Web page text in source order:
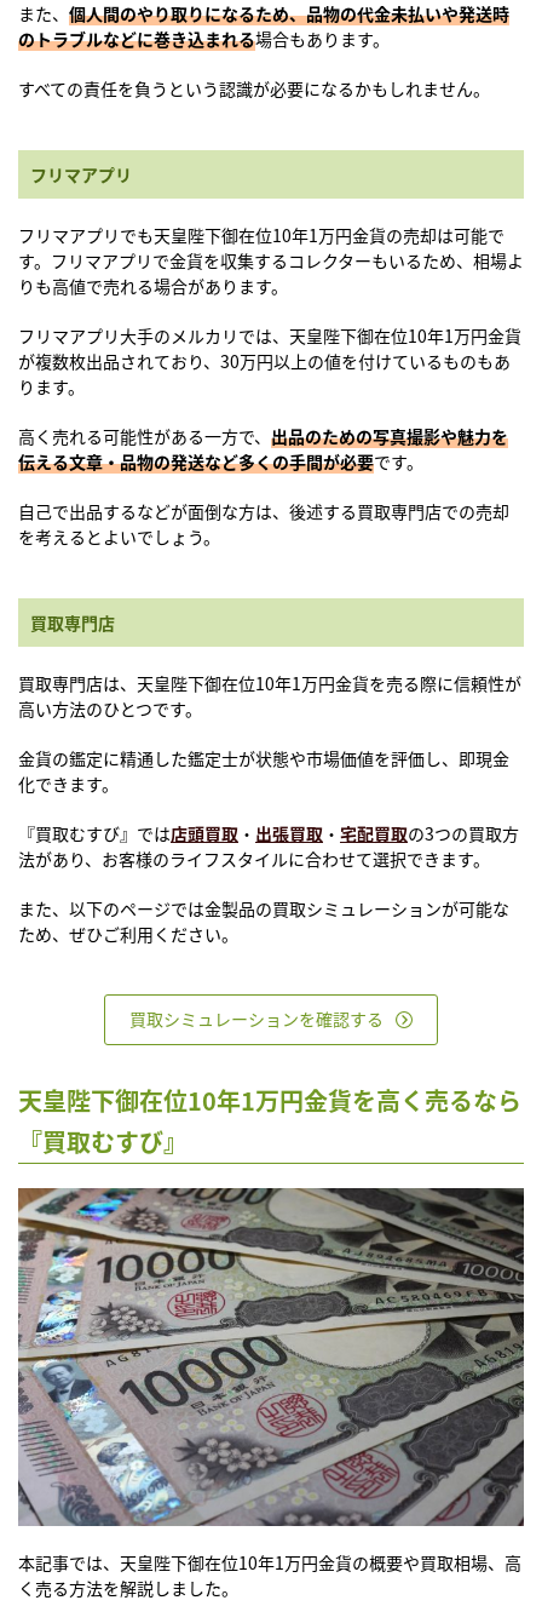
また、 個人間のやり取りになるため、品物の代金未払いや発送時
のトラブルなどに巻き込まれる場合もあります。
すべての責任を負うという認識が必要になるかもしれません。
フリマアプリ
フリマアプリでも天皇陛下御在位10年1万円金貨の売却は可能で
す。フリマアプリで金貨を収集するコレクターもいるため、相場よ
りも高値で売れる場合があります。
フリマアプリ大手のメルカリでは、天皇陛下御在位10年1万円金貨
が複数枚出品されており、30万円以上の値を付けているものもあ
ります。
高く売れる可能性がある一方で、 出品のための写真撮影や魅力を
伝える文章・品物の発送など多くの手間が必要です。
自己で出品するなどが面倒な方は、後述する買取専門店での売却
を考えるとよいでしょう。
買取専門店
買取専門店は、天皇陛下御在位10年1万円金貨を売る際に信頼性が
高い方法のひとつです。
金貨の鑑定に精通した鑑定士が状態や市場価値を評価し、即現金
化できます。
『買取むすび』では店頭買取 ・ 出張買取 ・ 宅配買取の3つの買取方
法があり、お客様のライフスタイルに合わせて選択できます。
また、以下のページでは金製品の買取シミュレーションが可能な
ため、ぜひご利用ください。
買取シミュレーションを確認する
天皇陛下御在位10年1万円金貨を高く売るなら
『買取むすび』
本記事では、天皇陛下御在位10年1万円金貨の概要や買取相場、高
く売る方法を解説しました。